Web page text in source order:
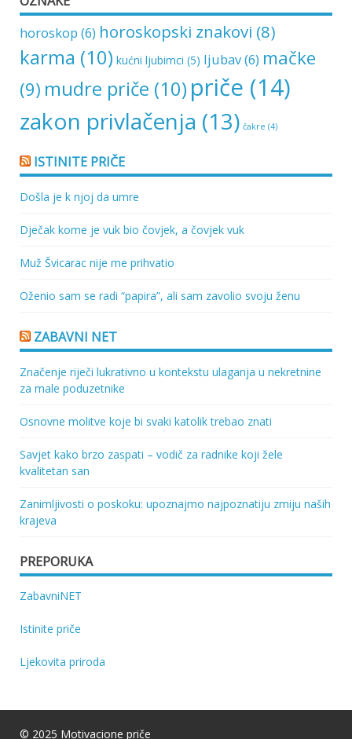
horoskop (6) horoskopski znakovi (8)
karma (10) kućni ljubimci (5) ljubav(6) mačke
(9) mudre priče (10) priče (14)
zakon privlačenja (13) čakre (4)
ISTINITE PRIČE
Došla je k njoj da umre
Dječak kome je vuk bio čovjek, a čovjek vuk
Muž Švicarac nije me prihvatio
Oženio sam se radi “papira”, ali sam zavolio svoju ženu
ZABAVNI NET
Značenje riječi lukrativno u kontekstu ulaganja u nekretnine
za male poduzetnike
Osnovne molitve koje bi svaki katolik trebao znati
Savjet kako brzo zaspati – vodič za radnike koji žele
kvalitetan san
Zanimljivosti o poskoku: upoznajmo najpoznatiju zmiju naših
krajeva
PREPORUKA
ZabavniNET
Istinite priče
Ljekovita priroda
© 2025 Motivacione priče